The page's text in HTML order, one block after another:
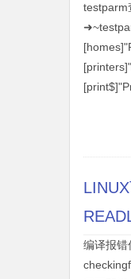
testparm
编译报错